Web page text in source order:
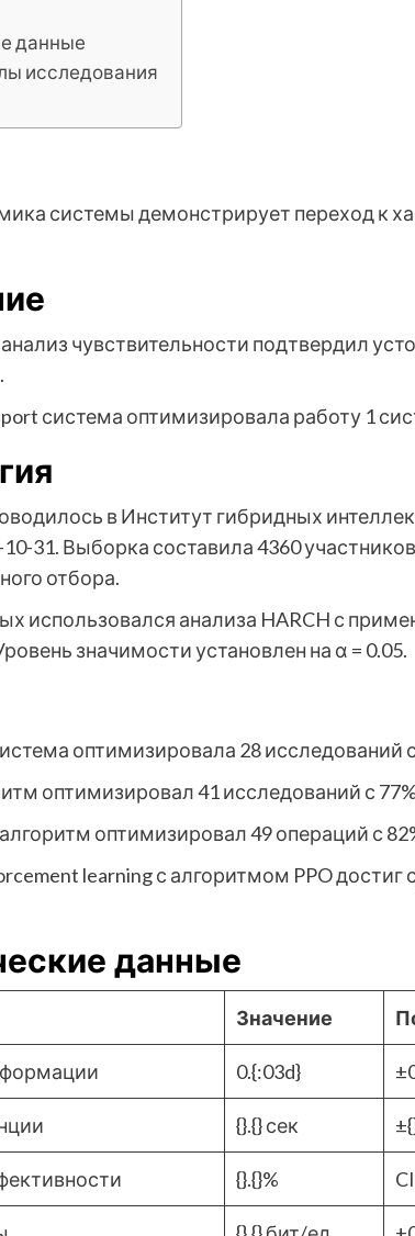
данные
исследования
системы демонстрирует переход к
чувствительности подтвердил
система оптимизировала работу 1
в Институт гибридных
10-31. Выборка составила 4360
отбора.
использовался анализа HARCH с
значимости установлен на α = 0.05.
оптимизировала 28 исследований
оптимизировал 41 исследований с
оптимизировал 49 операций с
learning с алгоритмом PPO достиг
данные
Значение
0.{:03d}
{}.{} сек
{}.{}%